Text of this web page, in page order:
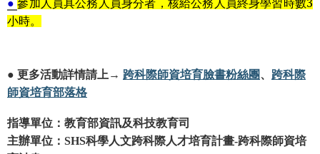
●
小時。
● 更多活動詳情請上→ 跨科際師資培育臉書粉絲團、
跨科際
師資培育部落格
指導單位：教育部資訊及科技教育司
主辦單位： SHS科學人文跨科際人才培育計畫-跨科際師資培